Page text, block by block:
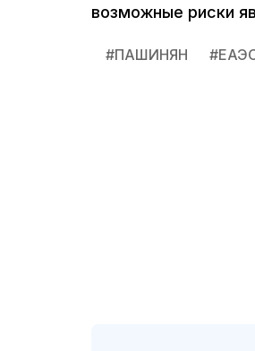
возможные риски
#ПАШИНЯН #